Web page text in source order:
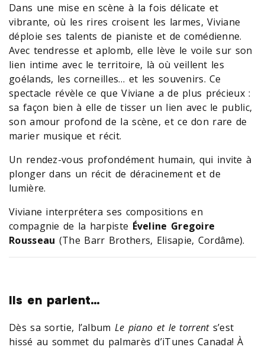
Dans une mise en scène à la fois délicate et
vibrante, où les rires croisent les larmes, Viviane
déploie ses talents de pianiste et de comédienne.
Avec tendresse et aplomb, elle lève le voile sur son
lien intime avec le territoire, là où veillent les
goélands, les corneilles… et les souvenirs. Ce
spectacle révèle ce que Viviane a de plus précieux :
sa façon bien à elle de tisser un lien avec le public,
son amour profond de la scène, et ce don rare de
marier musique et récit.
Un rendez-vous profondément humain, qui invite à
plonger dans un récit de déracinement et de
lumière.
Viviane interprétera ses compositions en
compagnie de la harpiste Éveline Gregoire
Rousseau (The Barr Brothers, Elisapie, Cordâme).
Ils en parlent…
Dès sa sortie, l’album Le piano et le torrents’est
hissé au sommet du palmarès d’iTunes Canada! À